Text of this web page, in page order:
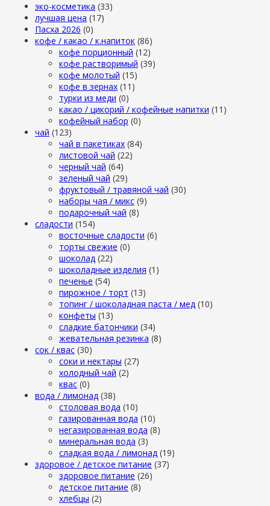
эко-косметика (33)
лучшая цена (17)
Пасха 2026 (0)
кофе / какао / к.напиток (86)
кофе порционный (12)
кофе растворимый (39)
кофе молотый (15)
кофе в зернах (11)
турки из меди (0)
какао / цикорий / кофейные напитки (11)
кофейный набор (0)
чай (123)
чай в пакетиках (84)
листовой чай (22)
черный чай (64)
зеленый чай (29)
фруктовый / травяной чай (30)
наборы чая / микс (9)
подарочный чай (8)
сладости (154)
восточные сладости (6)
торты свежие (0)
шоколад (22)
шоколадные изделия (1)
печенье (54)
пирожное / торт (13)
топинг / шоколадная паста / мед (10)
конфеты (13)
сладкие батончики (34)
жевательная резинка (8)
сок / квас (30)
соки и нектары (27)
холодный чай (2)
квас (0)
вода / лимонад (38)
столовая вода (10)
газированная вода (10)
негазированная вода (8)
минеральная вода (3)
сладкая вода / лимонад (19)
здоровое / детское питание (37)
здоровое питание (26)
детское питание (8)
хлебцы (2)